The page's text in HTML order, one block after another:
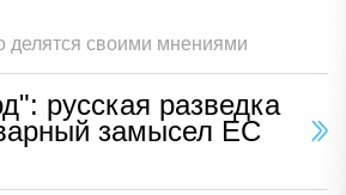
делятся своими мнениями
русская разведка
замысел ЕС